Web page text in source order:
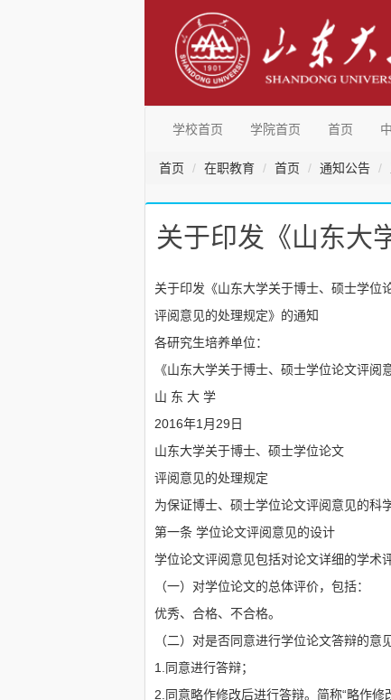
学校首页 学院首页 首页
首页 在职教育 首页 通知公告
关于印发《山东大
关于印发《山东大学关于博士、硕士学位
评阅意见的处理规定》的通知
各研究生培养单位：
《山东大学关于博士、硕士学位论文评阅
山 东 大 学
2016年1月29日
山东大学关于博士、硕士学位论文
评阅意见的处理规定
为保证博士、硕士学位论文评阅意见的科
第一条 学位论文评阅意见的设计
学位论文评阅意见包括对论文详细的学术
（一）对学位论文的总体评价，包括：
优秀、合格、不合格。
（二）对是否同意进行学位论文答辩的意
1.同意进行答辩；
2.同意略作修改后进行答辩。简称“略作修改